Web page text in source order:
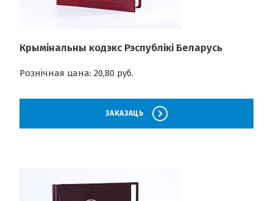
Крымінальны кодэкс Рэспублікі Беларусь
Рознічная цана: 20,80 руб.
ЗАКАЗАЦЬ